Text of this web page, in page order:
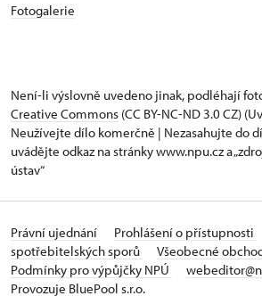
Fotogalerie
Není-li výslovně uvedeno jinak, podléhají
Creative Commons (CC BY-NC-ND 3.0 CZ)
Neužívejte dílo komerčně | Nezasahujte do
uvádějte odkaz na stránky www.npu.cz a
ústav“
Právní ujednání Prohlášení o přístupnosti
spotřebitelských sporů
Všeobecné
Podmínky pro výpůjčky NPÚ
Provozuje BluePool s.r.o.